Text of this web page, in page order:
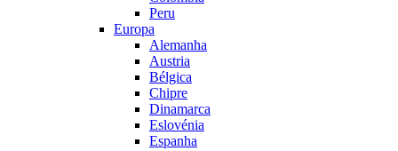
Peru
Europa
Alemanha
Austria
Bélgica
Chipre
Dinamarca
Eslovénia
Espanha